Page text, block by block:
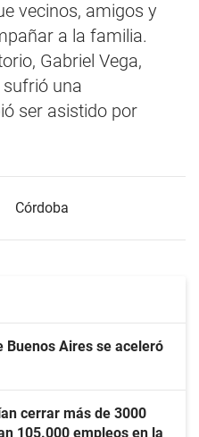
vecinos, amigos y
a la familia.
Gabriel Vega,
sufrió una
ser asistido por
Córdoba
Buenos Aires se aceleró
cerrar más de 3000
105.000 empleos en la